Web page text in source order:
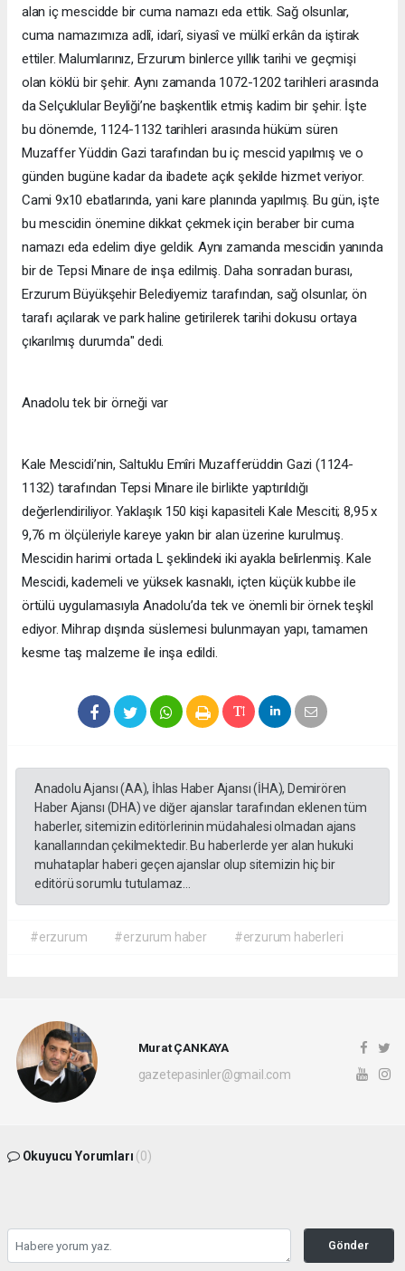
alan iç mescidde bir cuma namazı eda ettik. Sağ olsunlar,
cuma namazımıza adlî, idarî, siyasî ve mülkî erkân da iştirak
ettiler. Malumlarınız, Erzurum binlerce yıllık tarihi ve geçmişi
olan köklü bir şehir. Aynı zamanda 1072-1202 tarihleri arasında
da Selçuklular Beyliği’ne başkentlik etmiş kadim bir şehir. İşte
bu dönemde, 1124-1132 tarihleri arasında hüküm süren
Muzaffer Yüddin Gazi tarafından bu iç mescid yapılmış ve o
günden bugüne kadar da ibadete açık şekilde hizmet veriyor.
Cami 9x10 ebatlarında, yani kare planında yapılmış. Bu gün, işte
bu mescidin önemine dikkat çekmek için beraber bir cuma
namazı eda edelim diye geldik. Aynı zamanda mescidin yanında
bir de Tepsi Minare de inşa edilmiş. Daha sonradan burası,
Erzurum Büyükşehir Belediyemiz tarafından, sağ olsunlar, ön
tarafı açılarak ve park haline getirilerek tarihi dokusu ortaya
çıkarılmış durumda" dedi.
Anadolu tek bir örneği var
Kale Mescidi’nin, Saltuklu Emîri Muzafferüddin Gazi (1124-
1132) tarafından Tepsi Minare ile birlikte yaptırıldığı
değerlendiriliyor. Yaklaşık 150 kişi kapasiteli Kale Mesciti; 8,95 x
9,76 m ölçüleriyle kareye yakın bir alan üzerine kurulmuş.
Mescidin harimi ortada L şeklindeki iki ayakla belirlenmiş. Kale
Mescidi, kademeli ve yüksek kasnaklı, içten küçük kubbe ile
örtülü uygulamasıyla Anadolu’da tek ve önemli bir örnek teşkil
ediyor. Mihrap dışında süslemesi bulunmayan yapı, tamamen
kesme taş malzeme ile inşa edildi.
Anadolu Ajansı (AA), İhlas Haber Ajansı (İHA), Demirören
Haber Ajansı (DHA) ve diğer ajanslar tarafından eklenen tüm
haberler, sitemizin editörlerinin müdahalesi olmadan ajans
kanallarından çekilmektedir. Bu haberlerde yer alan hukuki
muhataplar haberi geçen ajanslar olup sitemizin hiç bir
editörü sorumlu tutulamaz...
#erzurum #erzurum haber #erzurum haberleri
Murat ÇANKAYA
gazetepasinler@gmail.com
Okuyucu Yorumları (0)
Gönder